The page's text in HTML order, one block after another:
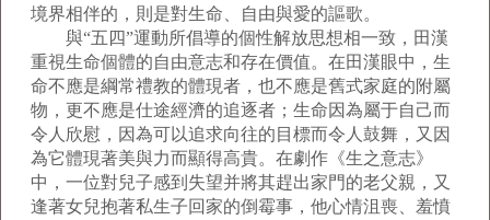
境界相伴的，則是對生命、自由與愛的謳歌。
與“五四”運動所倡導的個性解放思想相一致，田漢
重視生命個體的自由意志和存在價值。在田漢眼中，生
命不應是綱常禮教的體現者，也不應是舊式家庭的附屬
物，更不應是仕途經濟的追逐者；生命因為屬于自己而
令人欣慰，因為可以追求向往的目標而令人鼓舞，又因
為它體現著美與力而顯得高貴。在劇作《生之意志》
中，一位對兒子感到失望并將其趕出家門的老父親，又
逢著女兒抱著私生子回家的倒霉事，他心情沮喪、羞憤